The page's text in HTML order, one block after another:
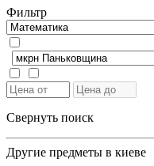
Фильтр
Свернуть поиск
Другие предметы в киеве